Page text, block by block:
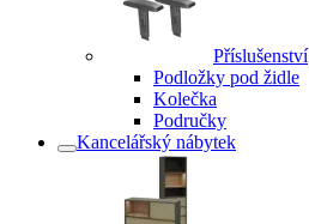
Příslušenství
Podložky pod židle
Kolečka
Područky
Kancelářský nábytek